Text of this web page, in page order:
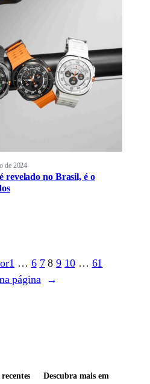
de 2024
revelado no Brasil, é o
1 … 6 7 8 9 10 … 61
página
→
Descubra mais em